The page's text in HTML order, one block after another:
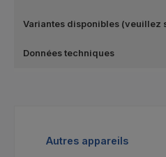
Variantes disponibles (veuillez
Données techniques
Ignorer la galerie de produits
Autres appareils